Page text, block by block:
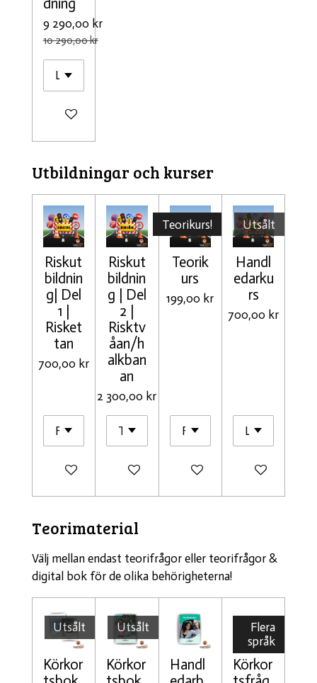
dning
9 290,00 kr
10 290,00 kr
Lägg till i varukorg
Utbildningar och kurser
Riskut
bildnin
g| Del
1 |
Risket
tan
700,00 kr
Lägg till i varukorg
Riskut
bildnin
g | Del
2 |
Risktv
åan/h
alkban
an
2 300,00 kr
Lägg till i varukorg
Teorikurs!
Teorik
urs
199,00 kr
Meddela mig när det är klart
Utsålt
Handl
edarku
rs
700,00 kr
Meddela mig
Teorimaterial
Välj mellan endast teorifrågor eller teorifrågor &
digital bok för de olika behörigheterna!
Utsålt
Körkor
Utsålt
Körkor
Handl
Flera
språk
Körkor